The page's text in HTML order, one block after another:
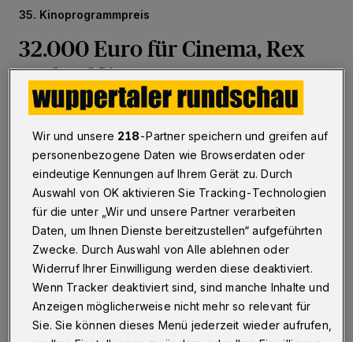
35. Kinoprogrammpreis
32.000 Euro für Cinema, Rex
und Talflimmern
Wuppertal·Drei Wuppertaler Spielstätten sind beim
35. Kinoprogrammpreis NRW ausgezeichnet worden.
Das Elberfelder „Rex“ erhielt 17.000 Euro (inklusive
2.000 Euro für das Kinder- und Jugendprogramm), das
„Lichtblick Cinema“ in Barmen 13.000 Euro (inklusive
12.000 Euro für das Kinder- und Jugendprogramm)
und das Open-air-Kino „Talflimmern“ 2.000 Euro.
05.11.2025 , 13:03 Uhr Eine Minute Lesezeit
Wir und unsere 218-Partner speichern und greifen auf
personenbezogene Daten wie Browserdaten oder
eindeutige Kennungen auf Ihrem Gerät zu. Durch
Auswahl von OK aktivieren Sie Tracking-Technologien
für die unter „Wir und unsere Partner verarbeiten
Daten, um Ihnen Dienste bereitzustellen“ aufgeführten
Zwecke. Durch Auswahl von Alle ablehnen oder
Widerruf Ihrer Einwilligung werden diese deaktiviert.
Wenn Tracker deaktiviert sind, sind manche Inhalte und
Anzeigen möglicherweise nicht mehr so relevant für
Sie. Sie können dieses Menü jederzeit wieder aufrufen,